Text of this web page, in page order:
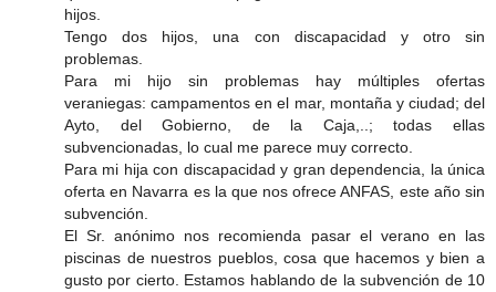
hijos.
Tengo dos hijos, una con discapacidad y otro sin
problemas.
Para mi hijo sin problemas hay múltiples ofertas
veraniegas: campamentos en el mar, montaña y ciudad; del
Ayto, del Gobierno, de la Caja,..; todas ellas
subvencionadas, lo cual me parece muy correcto.
Para mi hija con discapacidad y gran dependencia, la única
oferta en Navarra es la que nos ofrece ANFAS, este año sin
subvención.
El Sr. anónimo nos recomienda pasar el verano en las
piscinas de nuestros pueblos, cosa que hacemos y bien a
gusto por cierto. Estamos hablando de la subvención de 10